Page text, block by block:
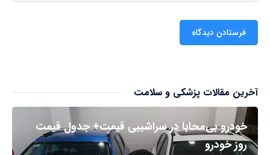
آخرین مقالات پزشکی و سلامت
خودرو بی‌محابا در سراشیبی قیمت+ جدول قیمت
روز خودرو